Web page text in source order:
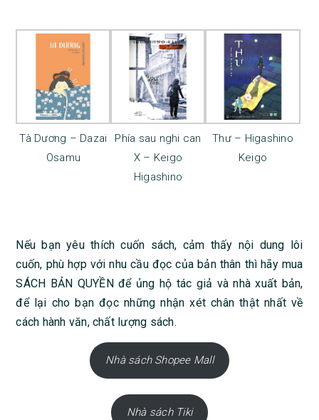
Tà Dương – Dazai
Osamu
Phía sau nghi can
X – Keigo
Higashino
Thư – Higashino
Keigo
Nếu bạn yêu thích cuốn sách, cảm thấy nội dung lôi
cuốn, phù hợp với nhu cầu đọc của bản thân thì hãy mua
SÁCH BẢN QUYỀN để ủng hộ tác giả và nhà xuất bản,
để lại cho bạn đọc những nhận xét chân thật nhất về
cách hành văn, chất lượng sách.
Nhà sách Shopee Mall
Nhà sách Tiki